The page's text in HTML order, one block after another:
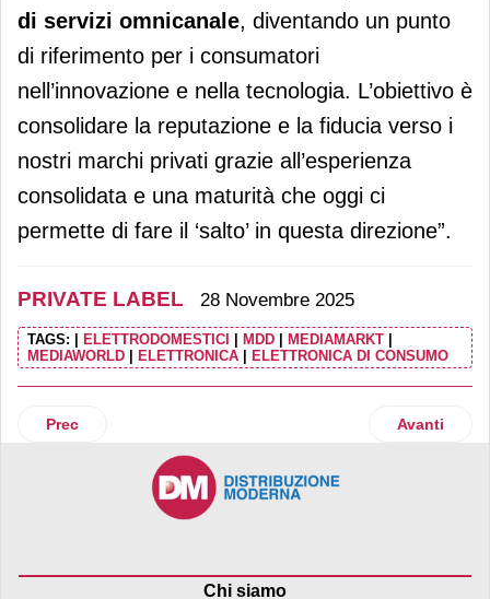
di servizi omnicanale, diventando un punto
di riferimento per i consumatori
nell’innovazione e nella tecnologia. L’obiettivo è
consolidare la reputazione e la fiducia verso i
nostri marchi privati grazie all’esperienza
consolidata e una maturità che oggi ci
permette di fare il ‘salto’ in questa direzione”.
PRIVATE LABEL 28 Novembre 2025
TAGS: ELETTRODOMESTICI MDD MEDIAMARKT
MEDIAWORLD
ELETTRONICA ELETTRONICA DI CONSUMO
Articolo precedente: La private label raggiunge 291
Prec Articolo
Avanti
Chi siamo